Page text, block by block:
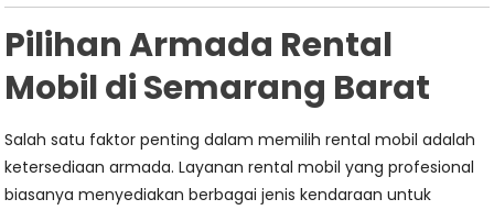
Pilihan Armada Rental
Mobil di Semarang Barat
Salah satu faktor penting dalam memilih rental mobil adalah
ketersediaan armada. Layanan rental mobil yang profesional
biasanya menyediakan berbagai jenis kendaraan untuk